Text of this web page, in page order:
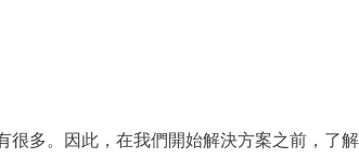
很多。因此，在我們開始解決方案之前，了